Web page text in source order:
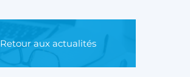
Retour aux actualités